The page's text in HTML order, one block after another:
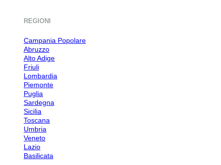
REGIONI
Campania
Abruzzo
Alto Adige
Friuli
Lombardia
Piemonte
Puglia
Sardegna
Sicilia
Toscana
Umbria
Veneto
Lazio
Basilicata